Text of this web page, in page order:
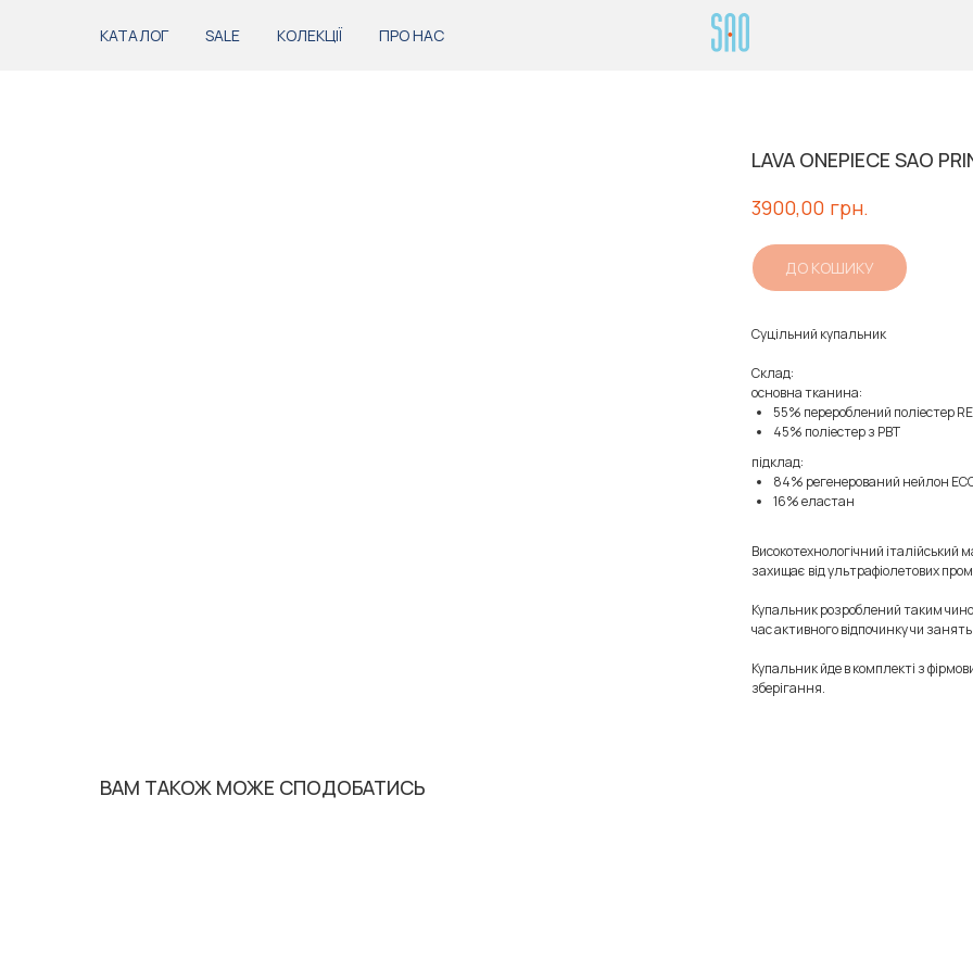
КАТАЛОГ SALE КОЛЕКЦІЇ ПРО НАС
LAVA ONEPIECE SAO
3900,00 грн.
ДО КОШИКУ
Суцільний купальник
Склад:
основна тканина:
55% перероблений поліестер
45% поліестер з PBT
підклад:
84% регенерований нейлон
16% еластан
Високотехнологічний італійський
захищає від ультрафіолетових
Купальник розроблений таким
час активного відпочинку чи
Купальник йде в комплекті з
зберігання.
ВАМ ТАКОЖ МОЖЕ СПОДОБАТИСЬ